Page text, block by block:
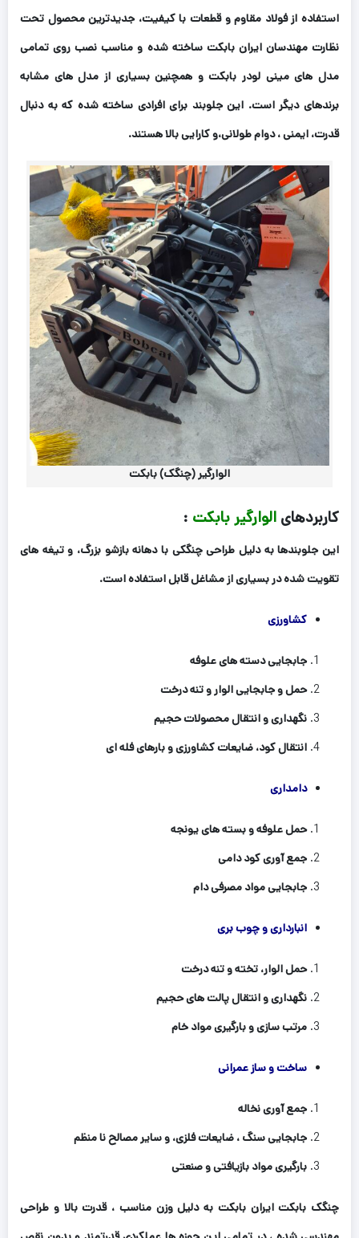
استفاده از فولاد مقاوم و قطعات با کیفیت، جدیدترین محصول تحت
نظارت مهندسان ایران بابکت ساخته شده و مناسب نصب روی تمامی
مدل های مینی لودر بابکت و همچنین بسیاری از مدل های مشابه
برندهای دیگر است. این جلوبند برای افرادی ساخته شده که به دنبال
قدرت، ایمنی ، دوام طولانی،و کارایی بالا هستند.
الوارگیر (چنگک) بابکت
کاربردهای الوارگیر بابکت :
این جلوبندها به دلیل طراحی چنگکی با دهانه بازشو بزرگ، و تیغه های
تقویت شده در بسیاری از مشاغل قابل استفاده است.
کشاورزی
جابجایی دسته های علوفه
حمل و جابجایی الوار و تنه درخت
نگهداری و انتقال محصولات حجیم
انتقال کود، ضایعات کشاورزی و بارهای فله ای
دامداری
حمل علوفه و بسته های یونجه
جمع آوری کود دامی
جابجایی مواد مصرفی دام
انبارداری و چوب بری
حمل الوار، تخته و تنه درخت
نگهداری و انتقال پالت های حجیم
مرتب سازی و بارگیری مواد خام
ساخت و ساز عمرانی
جمع آوری نخاله
جابجایی سنگ ، ضایعات فلزی، و سایر مصالح نا منظم
بارگیری مواد بازیافتی و صنعتی
چنگک بابکت ایران بابکت به دلیل وزن مناسب ، قدرت بالا و طراحی